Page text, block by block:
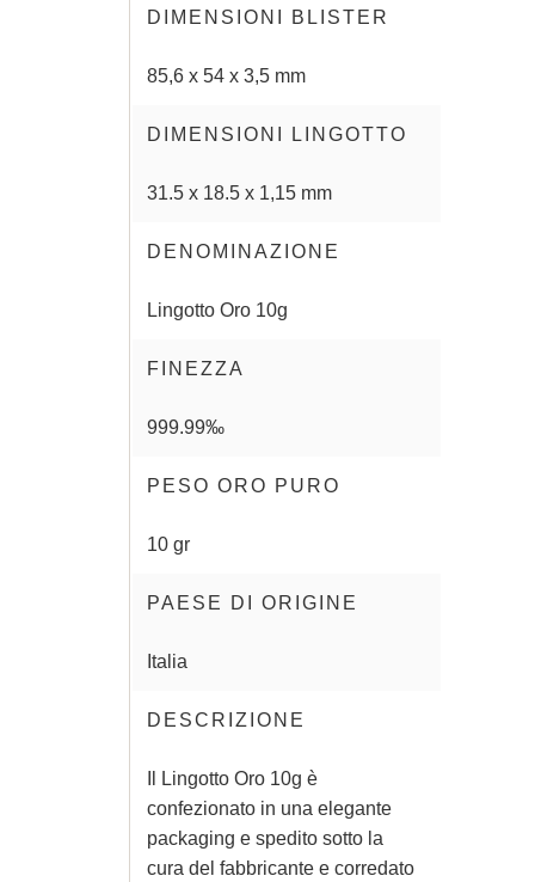
DIMENSIONI BLISTER
85,6 x 54 x 3,5 mm
DIMENSIONI LINGOTTO
31.5 x 18.5 x 1,15 mm
DENOMINAZIONE
Lingotto Oro 10g
FINEZZA
999.99‰
PESO ORO PURO
10 gr
PAESE DI ORIGINE
Italia
DESCRIZIONE
Il Lingotto Oro 10g è
confezionato in una elegante
packaging e spedito sotto la
cura del fabbricante e corredato